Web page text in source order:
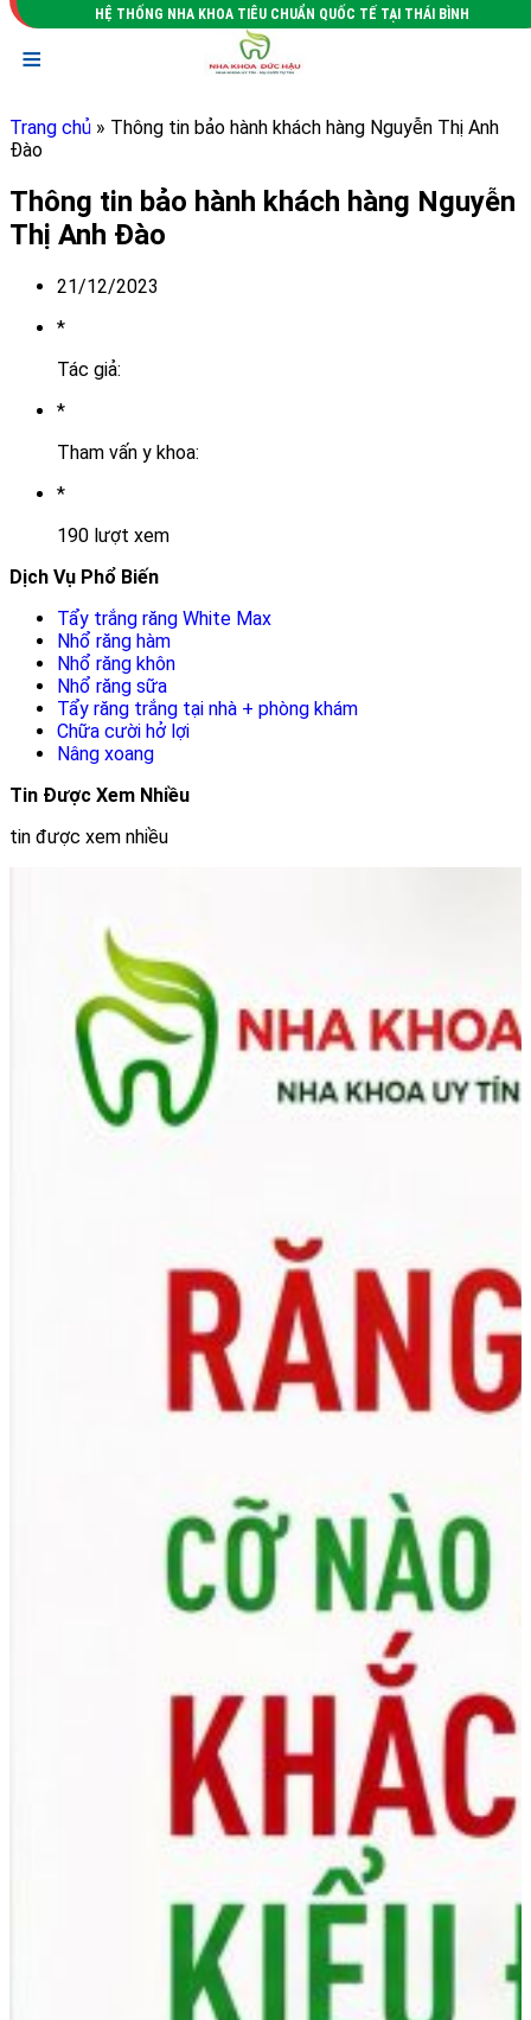
HỆ THỐNG NHA KHOA TIÊU CHUẨN QUỐC TẾ TẠI THÁI BÌNH
≡
Trang chủ » Thông tin bảo hành khách hàng Nguyễn Thị Anh
Đào
Thông tin bảo hành khách hàng Nguyễn
Thị Anh Đào
21/12/2023
*
Tác giả:
*
Tham vấn y khoa:
*
190 lượt xem
Dịch Vụ Phổ Biến
Tẩy trắng răng White Max
Nhổ răng hàm
Nhổ răng khôn
Nhổ răng sữa
Tẩy răng trắng tại nhà + phòng khám
Chữa cười hở lợi
Nâng xoang
Tin Được Xem Nhiều
tin được xem nhiều